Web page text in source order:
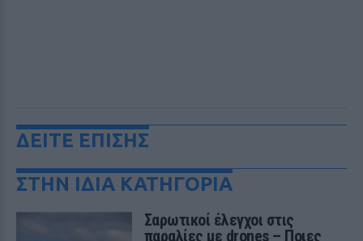
ΔΕΙΤΕ ΕΠΙΣΗΣ
ΣΤΗΝ ΙΔΙΑ ΚΑΤΗΓΟΡΙΑ
Σαρωτικοί έλεγχοι στις
παραλίες με drones – Ποιες